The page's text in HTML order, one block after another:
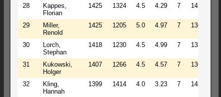
28
Kappes,
Florian
1425 1324 4.5 4.29 7 1426
29
Miller,
Renold
1425 1205 5.0 4.97 7 1363
30
Lorch,
Stephan
1418 1230 4.5 4.99 7 1332
31
Kukowski,
Holger
1407 1266 4.5 4.57 7 1368
32
Kling,
Hannah
1399 1414 4.0 3.23 7 1464